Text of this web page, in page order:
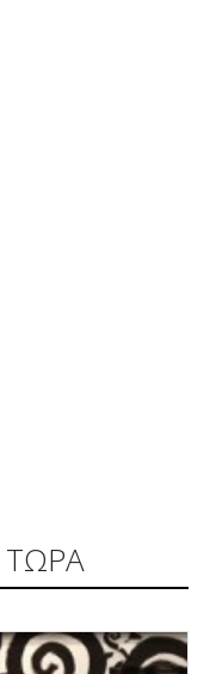
ΤΩΡΑ